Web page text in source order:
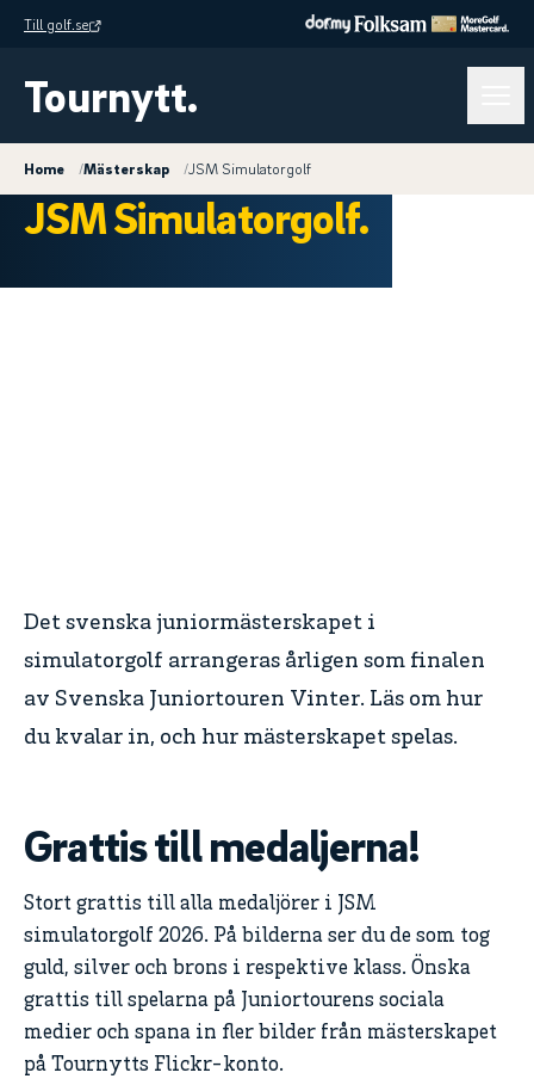
Till golf.se
Tournytt.
Home /Mästerskap /JSM Simulatorgolf
JSM Simulatorgolf.
Det svenska juniormästerskapet i
simulatorgolf arrangeras årligen som finalen
av Svenska Juniortouren Vinter. Läs om hur
du kvalar in, och hur mästerskapet spelas.
Grattis till medaljerna!
Stort grattis till alla medaljörer i JSM
simulatorgolf 2026. På bilderna ser du de som tog
guld, silver och brons i respektive klass. Önska
grattis till spelarna på Juniortourens sociala
medier och spana in fler bilder från mästerskapet
på Tournytts Flickr-konto.